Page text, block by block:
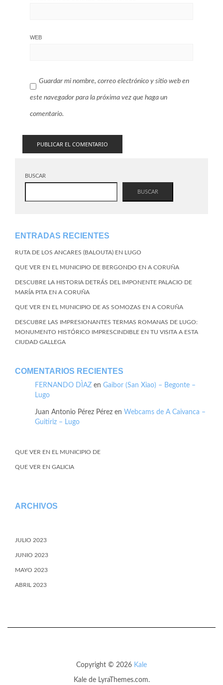
WEB
Guardar mi nombre, correo electrónico y sitio web en
este navegador para la próxima vez que haga un
comentario.
BUSCAR
BUSCAR
ENTRADAS RECIENTES
RUTA DE LOS ANCARES (BALOUTA) EN LUGO
QUE VER EN EL MUNICIPIO DE BERGONDO EN A CORUÑA
DESCUBRE LA HISTORIA DETRÁS DEL IMPONENTE PALACIO DE
MARÍA PITA EN A CORUÑA
QUE VER EN EL MUNICIPIO DE AS SOMOZAS EN A CORUÑA
DESCUBRE LAS IMPRESIONANTES TERMAS ROMANAS DE LUGO:
MONUMENTO HISTÓRICO IMPRESCINDIBLE EN TU VISITA A ESTA
CIUDAD GALLEGA
COMENTARIOS RECIENTES
FERNANDO DÌAZ en Gaibor (San Xiao) – Begonte –
Lugo
Juan Antonio Pérez Pérez en Webcams de A Caivanca –
Guitiriz – Lugo
QUE VER EN EL MUNICIPIO DE
QUE VER EN GALICIA
ARCHIVOS
JULIO 2023
JUNIO 2023
MAYO 2023
ABRIL 2023
Copyright © 2026 Kale
Kalede LyraThemes.com.